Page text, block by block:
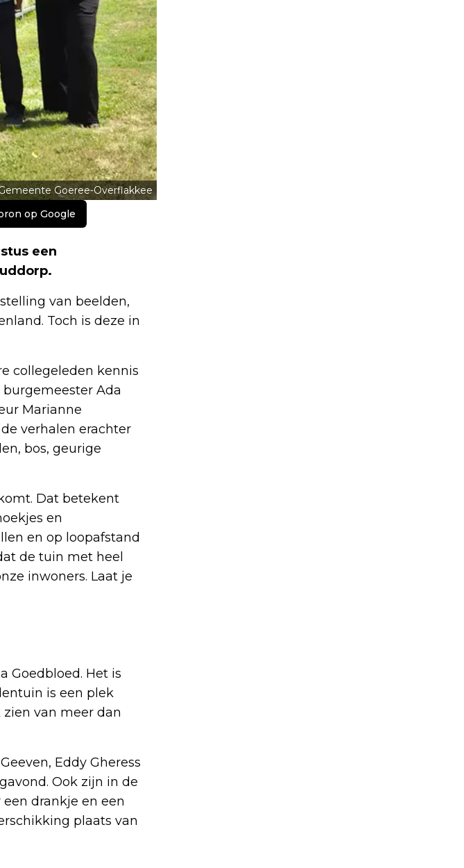
Goeree-Overflakkee
op Google
een
van beelden,
Toch is deze in
collegeleden kennis
Ada
Marianne
verhalen erachter
bos, geurige
Dat betekent
en
en op loopafstand
de tuin met heel
inwoners. Laat je
Goedbloed. Het is
is een plek
van meer dan
Eddy Gheress
Ook zijn in de
drankje en een
plaats van